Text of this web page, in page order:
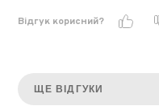
Відгук корисний?
ЩЕ ВІДГУКИ